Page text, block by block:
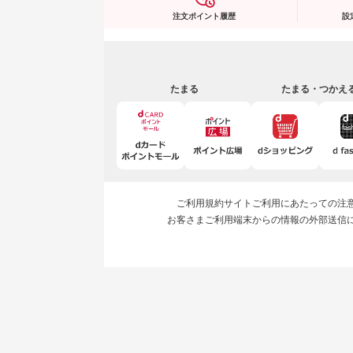
注文ポイント履歴 設
たまる たまる・つかえ
ご利用規約サイトご利用にあたっての注
お客さまご利用端末からの情報の外部送信